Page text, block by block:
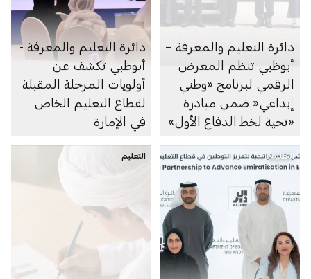
دائرة التعليم والمعرفة –
أبوظبي تنظم المعرض
الرقمي لبرنامج «وطني
إبداعي« ضمن مبادرة
«تحية لخط الدفاع الأول»
دائرة التعليم والمعرفة -
أبوظبي تكشف عن
أولويات المرحلة المقبلة
لقطاع التعليم الخاص
في الإمارة
التعليم التعليم